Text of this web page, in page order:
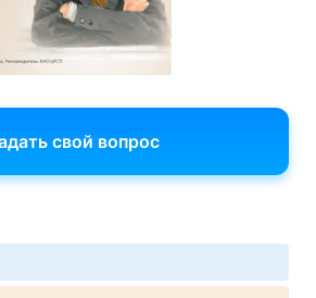
свой вопрос